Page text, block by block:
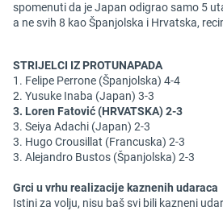
spomenuti da je Japan odigrao samo 5
a ne svih 8 kao Španjolska i Hrvatska,
STRIJELCI IZ PROTUNAPADA
1. Felipe Perrone (Španjolska) 4-4
2. Yusuke Inaba (Japan) 3-3
3. Loren Fatović (HRVATSKA) 2-3
3. Seiya Adachi (Japan) 2-3
3. Hugo Crousillat (Francuska) 2-3
3. Alejandro Bustos (Španjolska) 2-3
Grci u vrhu realizacije kaznenih udaraca
Istini za volju, nisu baš svi bili kazneni